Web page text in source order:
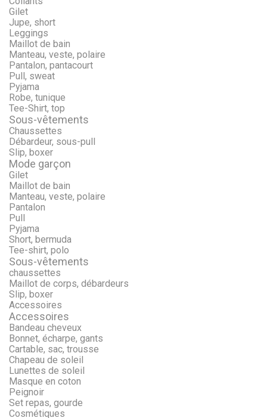
Gilet
Jupe, short
Leggings
Maillot de bain
Manteau, veste, polaire
Pantalon, pantacourt
Pull, sweat
Pyjama
Robe, tunique
Tee-Shirt, top
Sous-vêtements
Chaussettes
Débardeur, sous-pull
Slip, boxer
Mode garçon
Gilet
Maillot de bain
Manteau, veste, polaire
Pantalon
Pull
Pyjama
Short, bermuda
Tee-shirt, polo
Sous-vêtements
chaussettes
Maillot de corps, débardeurs
Slip, boxer
Accessoires
Accessoires
Bandeau cheveux
Bonnet, écharpe, gants
Cartable, sac, trousse
Chapeau de soleil
Lunettes de soleil
Masque en coton
Peignoir
Set repas, gourde
Cosmétiques